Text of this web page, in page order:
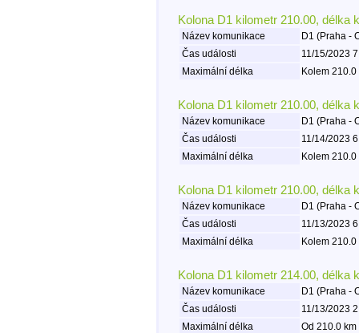
Kolona D1 kilometr 210.00, délka
Název komunikace
D1 (Praha -
Čas události
11/15/2023
Maximální délka
Kolem
Kolona D1 kilometr 210.00, délka
Název komunikace
D1 (Praha -
Čas události
11/14/2023
Maximální délka
Kolem
Kolona D1 kilometr 210.00, délka
Název komunikace
D1 (Praha -
Čas události
11/13/2023
Maximální délka
Kolem
Kolona D1 kilometr 214.00, délka
Název komunikace
D1 (Praha -
Čas události
11/13/2023
Maximální délka
Od 210.0